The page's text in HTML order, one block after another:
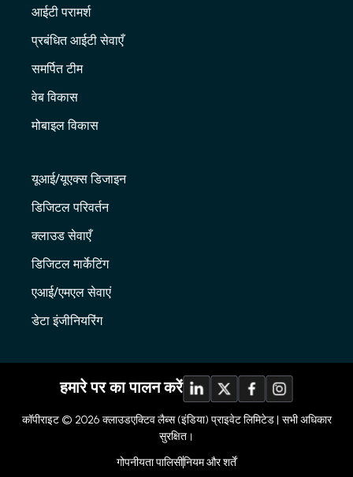
आईटी परामर्श
प्रबंधित आईटी सेवाएँ
समर्पित टीम
वेब विकास
मोबाइल विकास
यूआई/यूएक्स डिजाइन
डिजिटल परिवर्तन
क्लाउड सेवाएँ
डिजिटल मार्केटिंग
एआई/एमएल सेवाएं
डेटा इंजीनियरिंग
हमारे पर का पालन करें
कॉपीराइट © 2026 क्लाउडएक्टिव लैब्स (इंडिया) प्राइवेट लिमिटेड | सभी अधिकार
सुरक्षित।
गोपनीयता पालिसीनियम और शर्तें